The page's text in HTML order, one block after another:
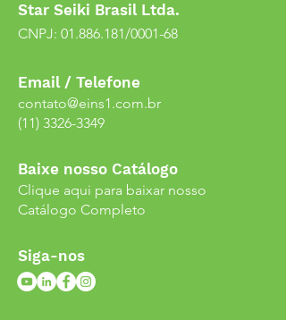
Star Seiki Brasil Ltda.
CNPJ: 01.886.181/0001-68
Email / Telefone
contato@eins1.com.br
(11) 3326-3349
Baixe nosso Catálogo
Clique aqui para baixar nosso
Catálogo Completo
Siga-nos